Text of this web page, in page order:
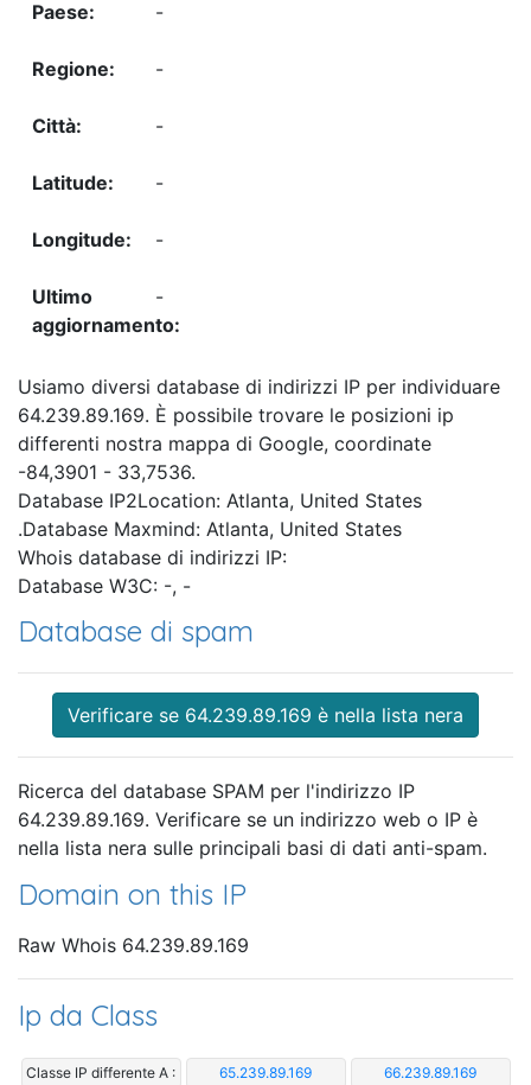
-
-
-
-
-
-
Usiamo diversi database di indirizzi IP per individuare
64.239.89.169. È possibile trovare le posizioni ip
differenti nostra mappa di Google, coordinate
-84,3901 - 33,7536.
Database IP2Location: Atlanta, United States
.Database Maxmind: Atlanta, United States
Whois database di indirizzi IP:
Database W3C: -, -
Database di spam
Verificare se 64.239.89.169 è nella lista nera
Ricerca del database SPAM per l'indirizzo IP
64.239.89.169. Verificare se un indirizzo web o IP è
nella lista nera sulle principali basi di dati anti-spam.
Domain on this IP
Raw Whois 64.239.89.169
Ip da Class
Classe IP differente A : 65.239.89.169 66.239.89.169